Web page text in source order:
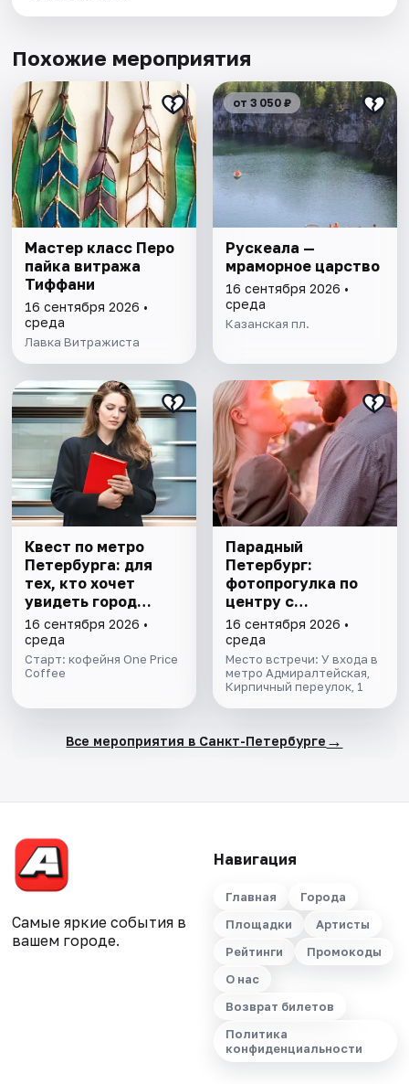
Похожие мероприятия
Мастер класс Перо
пайка витража
Тиффани
16 сентября 2026 •
среда
Лавка Витражиста
от 3 050 ₽
Рускеала —
мраморное царство
16 сентября 2026 •
среда
Казанская пл.
Квест по метро
Петербурга: для
тех, кто хочет
увидеть город
иначе
16 сентября 2026 •
среда
Старт: кофейня One Price
Coffee
Парадный
Петербург:
фотопрогулка по
центру с
профессиональным
фотографом
16 сентября 2026 •
среда
Место встречи: У входа в
метро Адмиралтейская,
Кирпичный переулок, 1
Все мероприятия в Санкт-Петербурге →
Самые яркие события в
вашем городе.
Навигация
Главная
Города
Площадки
Артисты
Рейтинги
Промокоды
О нас
Возврат билетов
Политика
конфиденциальности